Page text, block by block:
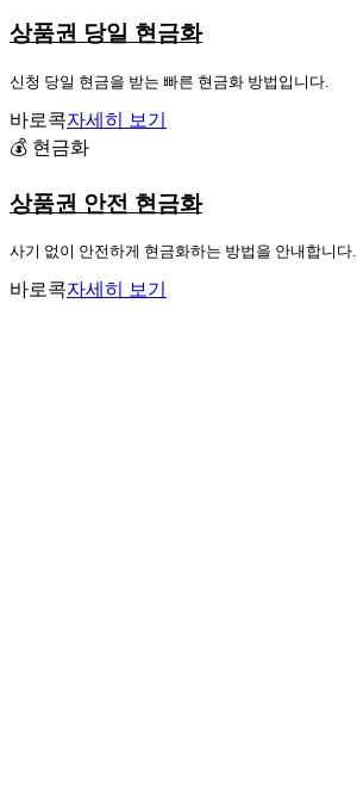
상품권 당일 현금화
신청 당일 현금을 받는 빠른 현금화 방법입니다.
바로콕자세히 보기
💰 현금화
상품권 안전 현금화
사기 없이 안전하게 현금화하는 방법을 안내합니다.
바로콕자세히 보기